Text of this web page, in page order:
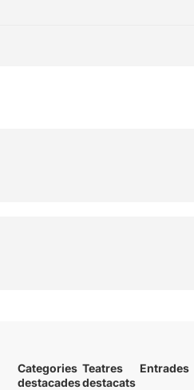
Categories
destacades
Teatres
destacats
Entrades